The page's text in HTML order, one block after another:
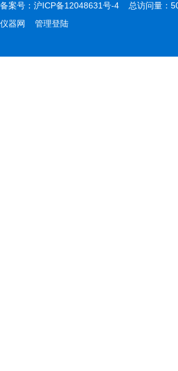
备案号： 沪ICP备12048631号-4 总访问量：
仪器网
管理登陆